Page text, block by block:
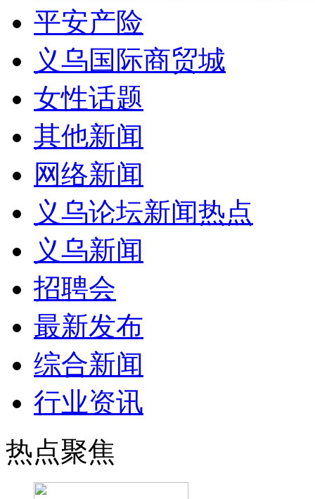
平安产险
义乌国际商贸城
女性话题
其他新闻
网络新闻
义乌论坛新闻热点
义乌新闻
招聘会
最新发布
综合新闻
行业资讯
热点聚焦